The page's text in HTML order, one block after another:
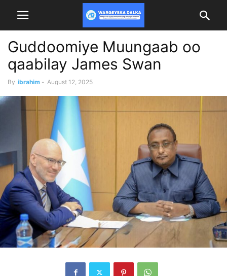
Guddoomiye Muungaab oo
qaabilay James Swan
By ibrahim - August 12, 2025